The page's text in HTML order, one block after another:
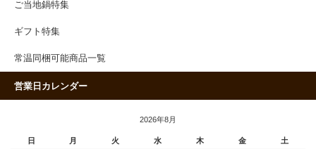
ご当地鍋特集
ギフト特集
常温同梱可能商品一覧
営業日カレンダー
2026年8月
日 月 火 水 木 金 土